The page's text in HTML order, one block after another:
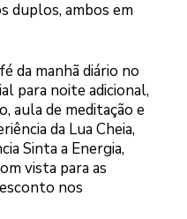
duplos, ambos em
da manhã diário no
para noite adicional,
aula de meditação e
da Lua Cheia,
Sinta a Energia,
vista para as
nos